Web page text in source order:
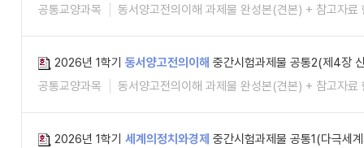
공통교양과목
동서양고전의이해 과제물 완성본(견본) + 참고자료
2026년 1학기 동서양고전의이해 중간시험과제물 공통2(제4장
공통교양과목
동서양고전의이해 과제물 완성본(견본) + 참고자료
2026년 1학기 세계의정치와경제 중간시험과제물 공통1(다극세